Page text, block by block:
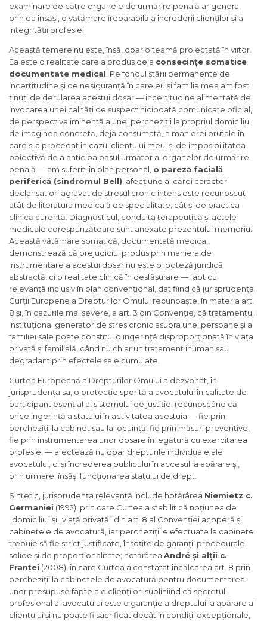
examinare de către organele de urmărire penală ar genera,
prin ea însăși, o vătămare ireparabilă a încrederii clienților și a
integrității profesiei.
Această temere nu este, însă, doar o teamă proiectată în viitor.
Ea este o realitate care a produs deja consecințe somatice
documentate medical . Pe fondul stării permanente de
incertitudine și de nesiguranță în care eu și familia mea am fost
ținuți de derularea acestui dosar — incertitudine alimentată de
invocarea unei calități de suspect niciodată comunicate oficial,
de perspectiva iminentă a unei percheziții la propriul domiciliu,
de imaginea concretă, deja consumată, a manierei brutale în
care s-a procedat în cazul clientului meu, și de imposibilitatea
obiectivă de a anticipa pasul următor al organelor de urmărire
penală — am suferit, în plan personal, o pareză facială
periferică (sindromul Bell) , afecțiune al cărei caracter
declanșat ori agravat de stresul cronic intens este recunoscut
atât de literatura medicală de specialitate, cât și de practica
clinică curentă. Diagnosticul, conduita terapeutică și actele
medicale corespunzătoare sunt anexate prezentului memoriu.
Această vătămare somatică, documentată medical,
demonstrează că prejudiciul produs prin maniera de
instrumentare a acestui dosar nu este o ipoteză juridică
abstractă, ci o realitate clinică în desfășurare — fapt cu
relevanță inclusiv în plan convențional, dat fiind că jurisprudența
Curții Europene a Drepturilor Omului recunoaște, în materia art.
8 și, în cazurile mai severe, a art. 3 din Convenție, că tratamentul
instituțional generator de stres cronic asupra unei persoane și a
familiei sale poate constitui o ingerință disproporționată în viața
privată și familială, când nu chiar un tratament inuman sau
degradant prin efectele sale cumulate.
Curtea Europeană a Drepturilor Omului a dezvoltat, în
jurisprudența sa, o protecție sporită a avocatului în calitate de
participant esențial al sistemului de justiție, recunoscând că
orice ingerință a statului în activitatea acestuia — fie prin
percheziții la cabinet sau la locuință, fie prin măsuri preventive,
fie prin instrumentarea unor dosare în legătură cu exercitarea
profesiei — afectează nu doar drepturile individuale ale
avocatului, ci și încrederea publicului în accesul la apărare și,
prin urmare, însăși funcționarea statului de drept.
Sintetic, jurisprudența relevantă include hotărârea Niemietz c.
Germaniei (1992), prin care Curtea a stabilit că noțiunea de
„domiciliu” și „viață privată” din art. 8 al Convenției acoperă și
cabinetele de avocatură, iar perchezițiile efectuate la cabinete
trebuie să fie strict justificate, însoțite de garanții procedurale
solide și de proporționalitate; hotărârea André și alții c.
Franței (2008), în care Curtea a constatat încălcarea art. 8 prin
percheziții la cabinetele de avocatură pentru documentarea
unor presupuse fapte ale clienților, subliniind că secretul
profesional al avocatului este o garanție a dreptului la apărare al
clientului și nu poate fi sacrificat decât în condiții excepționale,